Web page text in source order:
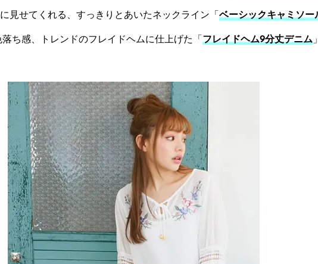
見せてくれる、すっきりとあいたネックライン「 ベーシックキャミソー
ち感、トレンドのフレイドヘムに仕上げた「 フレイドヘム9分丈デニム